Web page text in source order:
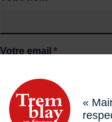
«
Votre email *
Votre message